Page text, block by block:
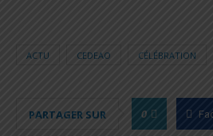
ACTU CEDEAO CÉLÉBRATION
PARTAGER SUR 0